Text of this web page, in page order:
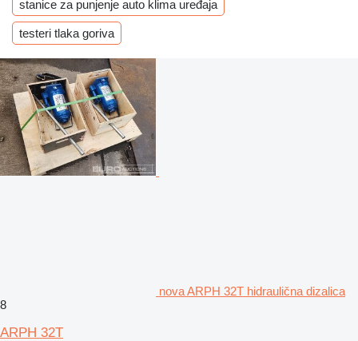
stanice za punjenje auto klima uređaja
testeri tlaka goriva
nova ARPH 32T hidraulična dizalica
8
ARPH 32T